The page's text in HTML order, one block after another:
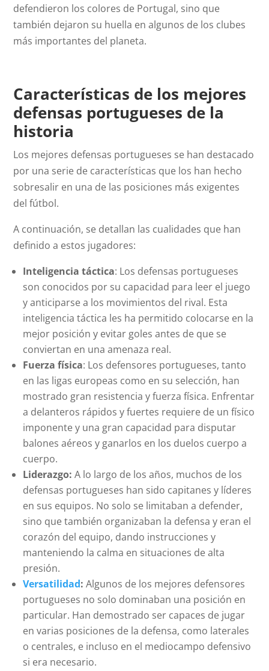
defendieron los colores de Portugal, sino que
también dejaron su huella en algunos de los clubes
más importantes del planeta.
Características de los mejores
defensas portugueses de la
historia
Los mejores defensas portugueses se han destacado
por una serie de características que los han hecho
sobresalir en una de las posiciones más exigentes
del fútbol.
A continuación, se detallan las cualidades que han
definido a estos jugadores:
Inteligencia táctica: Los defensas portugueses
son conocidos por su capacidad para leer el juego
y anticiparse a los movimientos del rival. Esta
inteligencia táctica les ha permitido colocarse en la
mejor posición y evitar goles antes de que se
conviertan en una amenaza real.
Fuerza física: Los defensores portugueses, tanto
en las ligas europeas como en su selección, han
mostrado gran resistencia y fuerza física. Enfrentar
a delanteros rápidos y fuertes requiere de un físico
imponente y una gran capacidad para disputar
balones aéreos y ganarlos en los duelos cuerpo a
cuerpo.
Liderazgo: A lo largo de los años, muchos de los
defensas portugueses han sido capitanes y líderes
en sus equipos. No solo se limitaban a defender,
sino que también organizaban la defensa y eran el
corazón del equipo, dando instrucciones y
manteniendo la calma en situaciones de alta
presión.
Versatilidad:Algunos de los mejores defensores
portugueses no solo dominaban una posición en
particular. Han demostrado ser capaces de jugar
en varias posiciones de la defensa, como laterales
o centrales, e incluso en el mediocampo defensivo
si era necesario.